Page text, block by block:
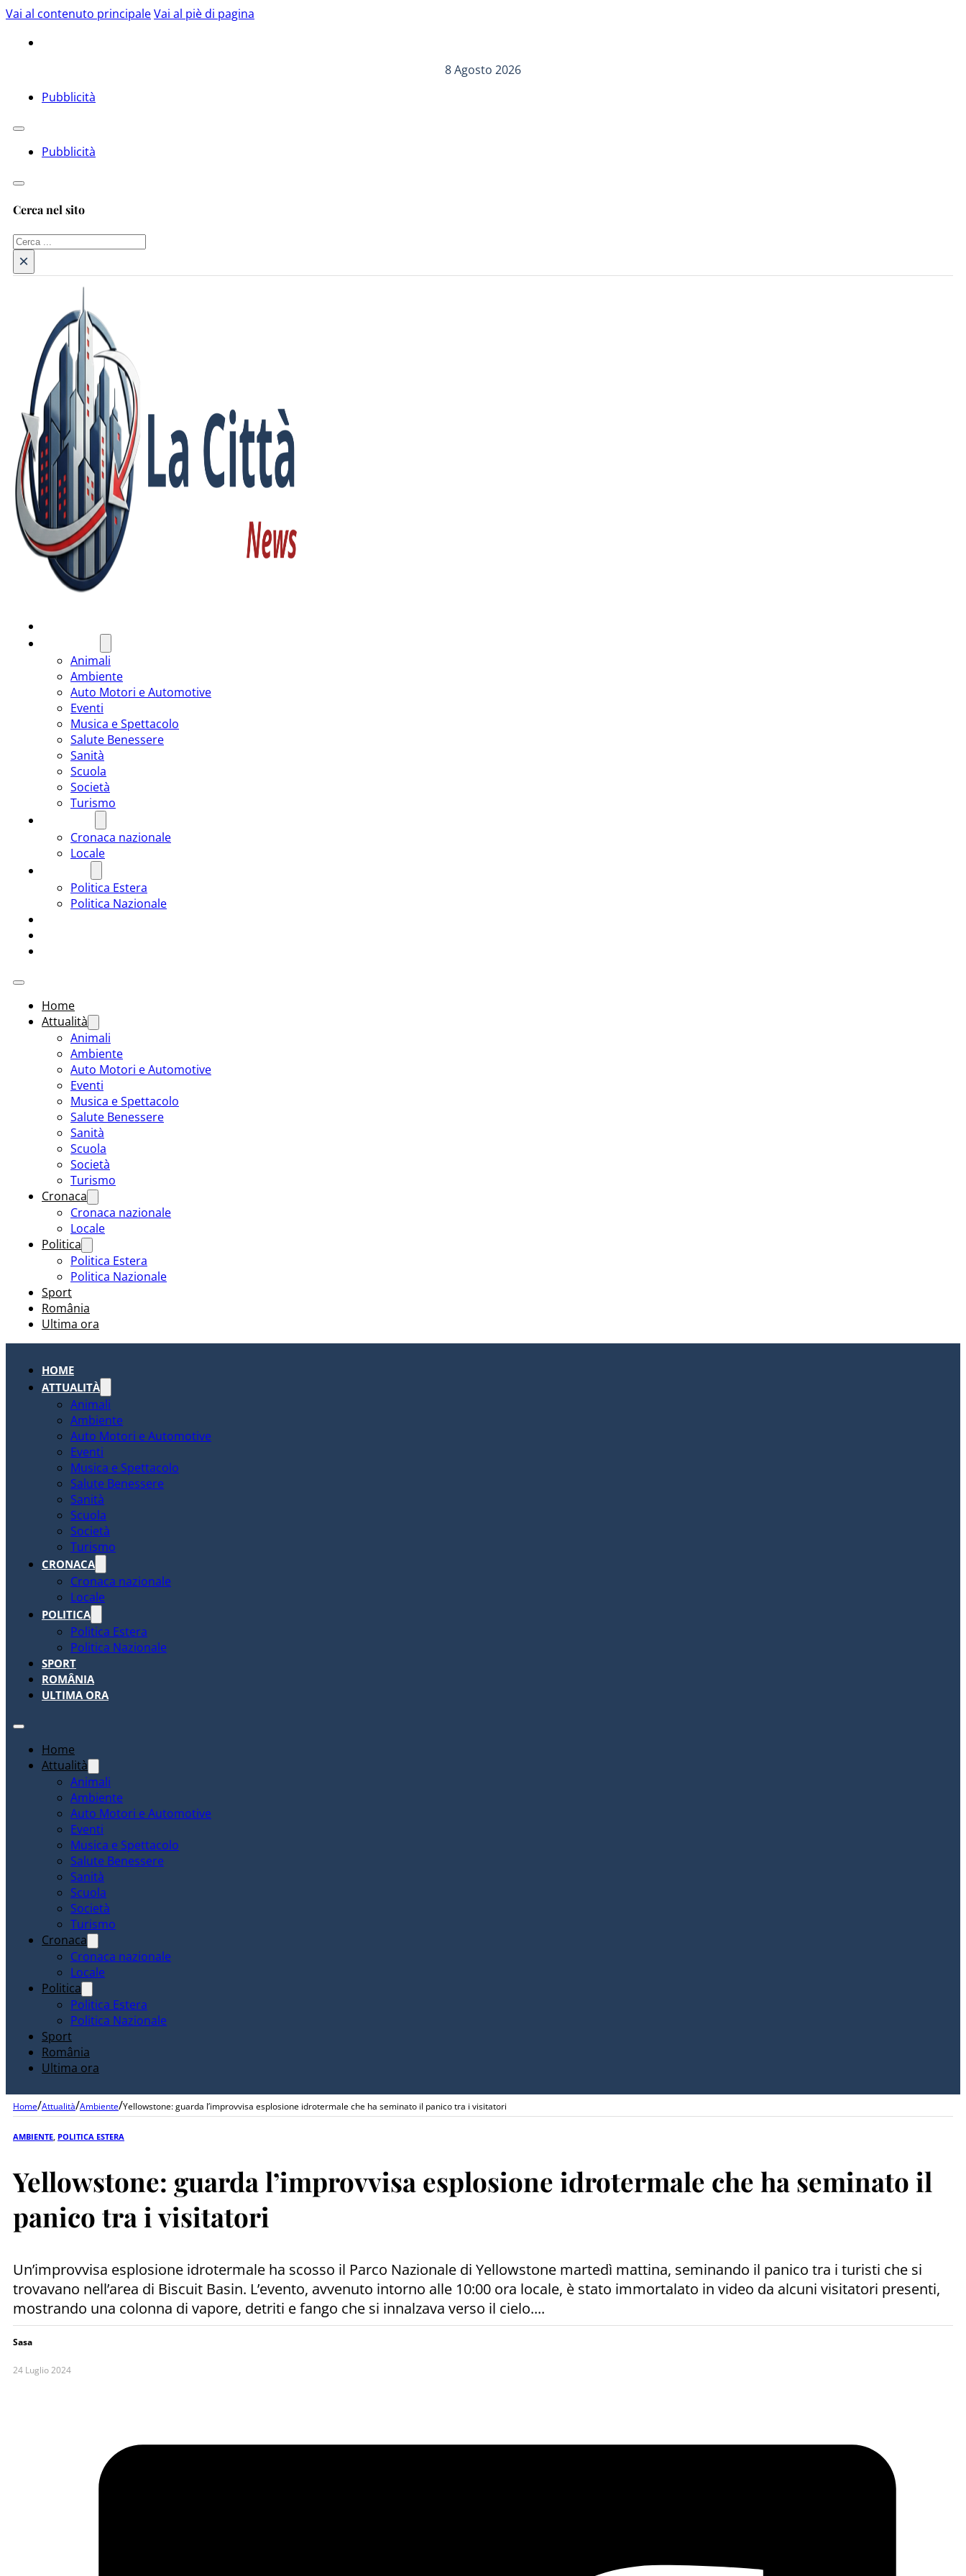
Vai al contenuto principaleVai al piè di pagina
8 Agosto 2026
Pubblicità
Pubblicità
Cerca nel sito
Cerca
×
Animali
Ambiente
Auto Motori e Automotive
Eventi
Musica e Spettacolo
Salute Benessere
Sanità
Scuola
Società
Turismo
Cronaca nazionale
Locale
Politica Estera
Politica Nazionale
Home
Attualità
Animali
Ambiente
Auto Motori e Automotive
Eventi
Musica e Spettacolo
Salute Benessere
Sanità
Scuola
Società
Turismo
Cronaca
Cronaca nazionale
Locale
Politica
Politica Estera
Politica Nazionale
Sport
România
Ultima ora
HOME
ATTUALITÀ
Animali
Ambiente
Auto Motori e Automotive
Eventi
Musica e Spettacolo
Salute Benessere
Sanità
Scuola
Società
Turismo
CRONACA
Cronaca nazionale
Locale
POLITICA
Politica Estera
Politica Nazionale
SPORT
ROMÂNIA
ULTIMA ORA
Home
Attualità
Animali
Ambiente
Auto Motori e Automotive
Eventi
Musica e Spettacolo
Salute Benessere
Sanità
Scuola
Società
Turismo
Cronaca
Cronaca nazionale
Locale
Politica
Politica Estera
Politica Nazionale
Sport
România
Ultima ora
Home/Attualità/Ambiente/Yellowstone: guarda l’improvvisa esplosione idrotermale che ha seminato il panico tra i visitatori
AMBIENTE POLITICA ESTERA
Yellowstone: guarda l’improvvisa esplosione idrotermale che ha seminato il
panico tra i visitatori
Un’improvvisa esplosione idrotermale ha scosso il Parco Nazionale di Yellowstone martedì mattina, seminando il panico tra i turisti che si
trovavano nell’area di Biscuit Basin. L’evento, avvenuto intorno alle 10:00 ora locale, è stato immortalato in video da alcuni visitatori presenti,
mostrando una colonna di vapore, detriti e fango che si innalzava verso il cielo....
Sasa
24 Luglio 2024